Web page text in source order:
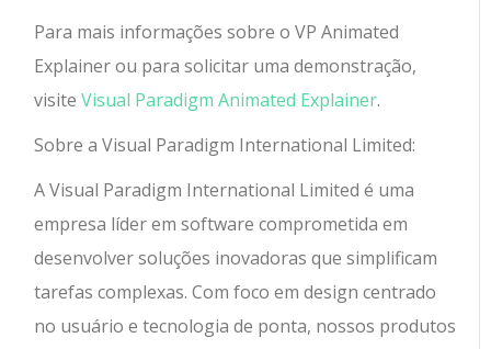
Para mais informações sobre o VP Animated
Explainer ou para solicitar uma demonstração,
visiteVisual Paradigm Animated Explainer.
Sobre a Visual Paradigm International Limited:
A Visual Paradigm International Limited é uma
empresa líder em software comprometida em
desenvolver soluções inovadoras que simplificam
tarefas complexas. Com foco em design centrado
no usuário e tecnologia de ponta, nossos produtos